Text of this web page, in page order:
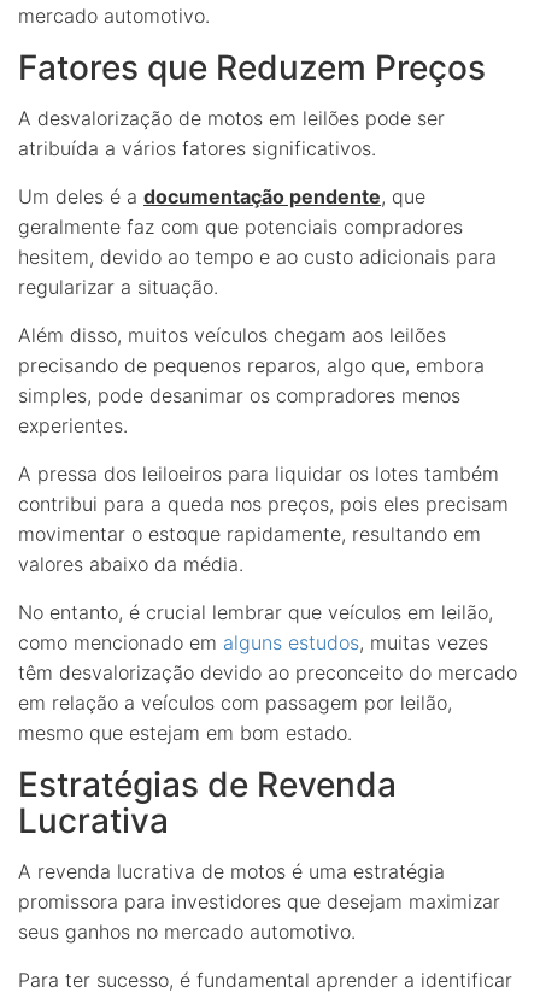
mercado automotivo.
Fatores que Reduzem Preços
A desvalorização de motos em leilões pode ser
atribuída a vários fatores significativos.
Um deles é a documentação pendente, que
geralmente faz com que potenciais compradores
hesitem, devido ao tempo e ao custo adicionais para
regularizar a situação.
Além disso, muitos veículos chegam aos leilões
precisando de pequenos reparos, algo que, embora
simples, pode desanimar os compradores menos
experientes.
A pressa dos leiloeiros para liquidar os lotes também
contribui para a queda nos preços, pois eles precisam
movimentar o estoque rapidamente, resultando em
valores abaixo da média.
No entanto, é crucial lembrar que veículos em leilão,
como mencionado em alguns estudos, muitas vezes
têm desvalorização devido ao preconceito do mercado
em relação a veículos com passagem por leilão,
mesmo que estejam em bom estado.
Estratégias de Revenda
Lucrativa
A revenda lucrativa de motos é uma estratégia
promissora para investidores que desejam maximizar
seus ganhos no mercado automotivo.
Para ter sucesso, é fundamental aprender a identificar